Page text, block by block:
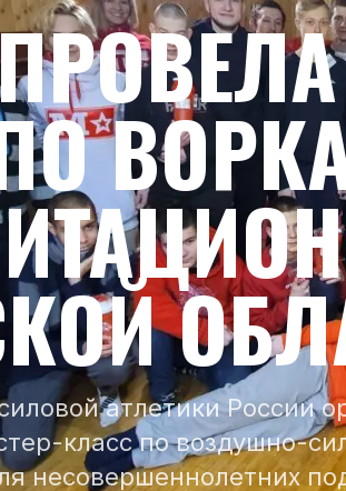
атлетики России
класс по воздушно-
несовершеннолетних